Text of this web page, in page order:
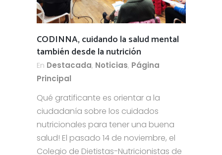
CODINNA, cuidando la salud mental
también desde la nutrición
En Destacada, Noticias, Página
Principal
Qué gratificante es orientar a la
ciudadanía sobre los cuidados
nutricionales para tener una buena
salud! El pasado 14 de noviembre, el
Colegio de Dietistas-Nutricionistas de